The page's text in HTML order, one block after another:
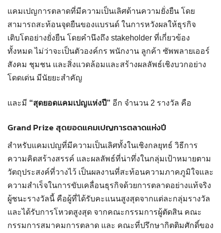
แคมเปญการตลาดที่มีความเป็นเลิศด้านความยั่งยืน โดย
สามารถสะท้อนจุดยืนของแบรนด์ ในการหวังผลให้ธุรกิจ
เติบโตอย่างยั่งยืน โดยคำนึงถึง stakeholder ที่เกี่ยวข้อง
ทั้งหมด ไม่ว่าจะเป็นตัวองค์กร พนักงาน ลูกค้า ซัพพลายเออร์
สังคม ชุมชน และสิ่งแวดล้อมและสร้างผลลัพธ์เชิงบวกอย่าง
โดดเด่น มีนัยยะสำคัญ
และมี “สุดยอดแคมเปญแห่งปี” อีก จำนวน 2 รางวัล คือ
Grand Prize สุดยอดแคมเปญการตลาดแห่งปี
สำหรับแคมเปญที่มีความเป็นเลิศทั้งในเชิงกลยุทธ์ วิธีการ
ความคิดสร้างสรรค์ และผลลัพธ์ที่น่าทึ่งในกลุ่มเป้าหมายตาม
วัตถุประสงค์ที่วางไว้ เป็นผลงานที่สะท้อนความภาคภูมิใจและ
ความสำเร็จในการขับเคลื่อนธุรกิจด้วยการตลาดอย่างแท้จริง
ผู้ชนะรางวัลนี้ คือผู้ที่ได้รับคะแนนสูงสุดจากแต่ละกลุ่มรางวัล
และได้รับการโหวตสูงสุด จากคณะกรรมการผู้ตัดสิน คณะ
กรรมการสมาคมการตลาด และ คณะที่ปรึกษากิตติมศักดิ์ของ